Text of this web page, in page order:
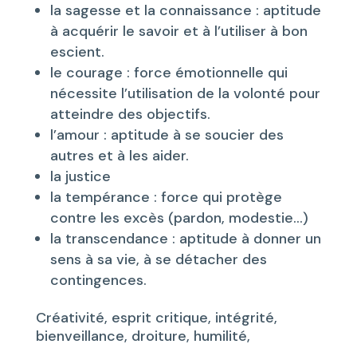
la sagesse et la connaissance : aptitude
à acquérir le savoir et à l’utiliser à bon
escient.
le courage : force émotionnelle qui
nécessite l’utilisation de la volonté pour
atteindre des objectifs.
l’amour : aptitude à se soucier des
autres et à les aider.
la justice
la tempérance : force qui protège
contre les excès (pardon, modestie…)
la transcendance : aptitude à donner un
sens à sa vie, à se détacher des
contingences.
Créativité, esprit critique, intégrité,
bienveillance, droiture, humilité,